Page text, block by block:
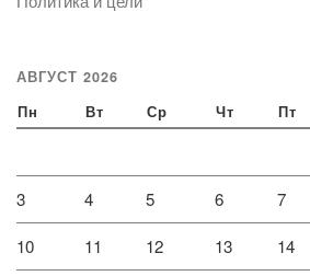
АВГУСТ 2026
Пн Вт Ср Чт Пт
3 4 5 6 7
10 11 12 13 14